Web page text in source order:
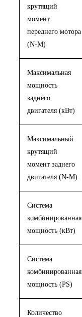
крутящий
момент
переднего мотора
(N-M)
Максимальная
мощность
заднего
двигателя (кВт)
Максимальный
крутящий
момент заднего
двигателя (N-M)
Система
комбинированная
мощность (кВт)
Система
комбинированная
мощность (PS)
Количество